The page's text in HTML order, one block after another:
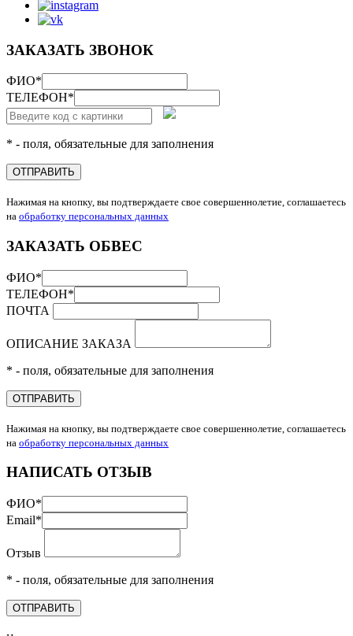
ЗАКАЗАТЬ ЗВОНОК
ФИО*
ТЕЛЕФОН*
* - поля, обязательные для заполнения
ОТПРАВИТЬ
Нажимая на кнопку, вы подтверждаете свое совершеннолетие, соглашаетесь
на обработку персональных данных
ЗАКАЗАТЬ ОБВЕС
ФИО*
ТЕЛЕФОН*
ПОЧТА
ОПИСАНИЕ ЗАКАЗА
* - поля, обязательные для заполнения
ОТПРАВИТЬ
Нажимая на кнопку, вы подтверждаете свое совершеннолетие, соглашаетесь
на обработку персональных данных
НАПИСАТЬ ОТЗЫВ
ФИО*
Email*
Отзыв
* - поля, обязательные для заполнения
ОТПРАВИТЬ